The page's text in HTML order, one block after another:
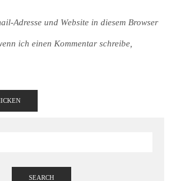
Adresse und Website in diesem Browser
ich einen Kommentar schreibe,
SEARCH